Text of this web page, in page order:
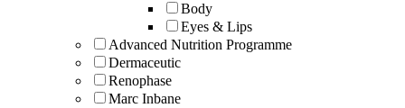
Body
Eyes & Lips
Advanced Nutrition Programme
Dermaceutic
Renophase
Marc Inbane